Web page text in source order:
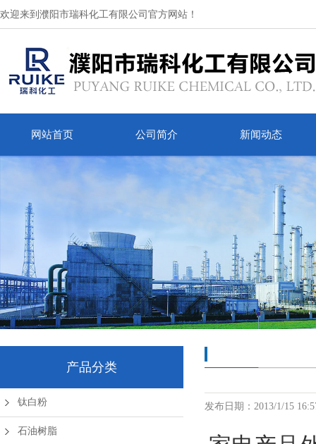
欢迎来到濮阳市瑞科化工有限公司官方网站！
网站首页 公司简介 新闻动态
产品分类
钛白粉
石油树脂
发布日期： 2013/1/15